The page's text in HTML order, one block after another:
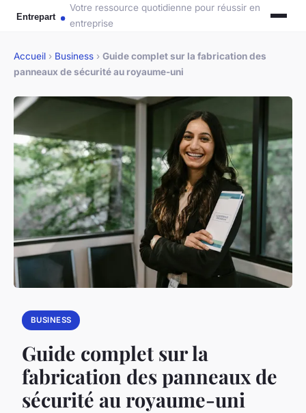
Votre ressource quotidienne pour réussir en
entreprise
Accueil › Business › Guide complet sur la fabrication des
panneaux de sécurité au royaume-uni
BUSINESS
Guide complet sur la
fabrication des panneaux de
sécurité au royaume-uni